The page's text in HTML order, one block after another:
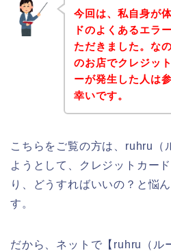
今回は、私自身が
ドのよくあるエラ
ただきました。な
のお店でクレジッ
ーが発生した人は
幸いです。
こちらをご覧の方は、ruhru（
ようとして、クレジットカー
り、どうすればいいの？と悩
す。
だから、ネットで【ruhru（ル